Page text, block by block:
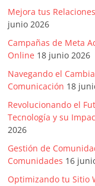
Mercadotecnia,
Eventos
Publicitarios,
Colecciónes,
Marcas,
Insigns,
TV,
Radio,
Creatividad,
SEO,
SEM,
Free
Mejora tus
junio 2026
Campañas de Meta
Online 18 junio 2026
Navegando el
Comunicación 18
Revolucionando el
Tecnología y su
2026
Gestión de
Comunidades 16
Optimizando tu Sitio